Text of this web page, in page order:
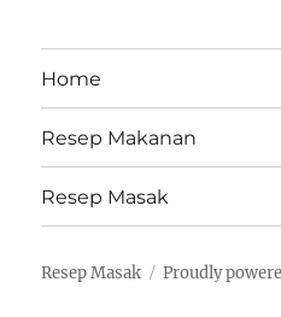
Home
Resep Makanan
Resep Masak
Resep Masak Proudly